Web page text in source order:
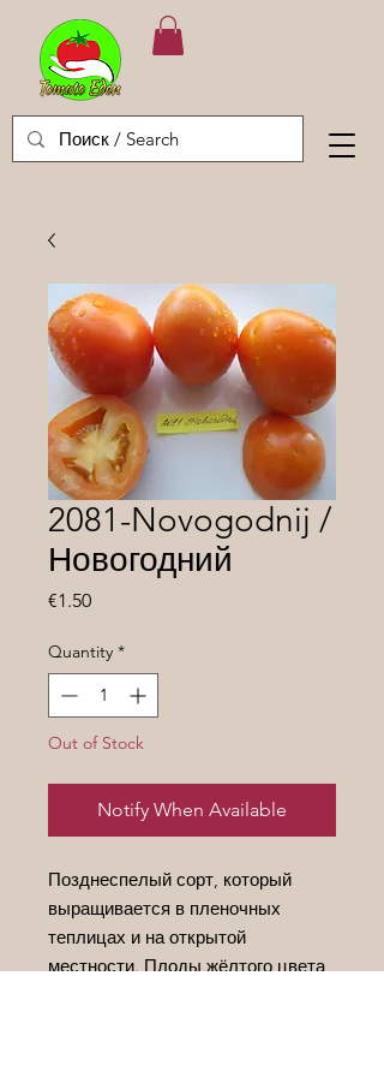
2081-Novogodnij /
Новогодний
€1.50Price
Quantity *
Out of Stock
Notify When Available
Позднеспелый сорт, который
выращивается в пленочных
теплицах и на открытой
местности. Плоды жёлтого цвета,